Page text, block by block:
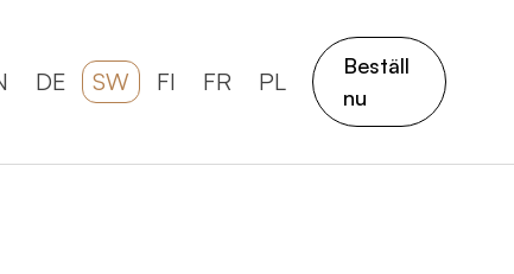
DE SW FI FR PL
Beställ
nu